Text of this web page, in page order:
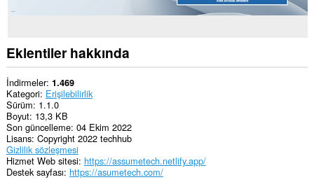
Eklentiler hakkında
İndirmeler 1.469
Kategori Erişilebilirlik
Sürüm 1.1.0
Boyut 13,3 KB
Son güncelleme 04 Ekim 2022
Lisans Copyright 2022 techhub
Gizlilik sözleşmesi
Hizmet Web sitesi https://assumetech.netlify.app/
Destek sayfası https://asumetech.com/